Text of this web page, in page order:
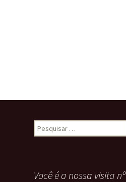
Pesquisar
por:
Você é a nossa visita nº